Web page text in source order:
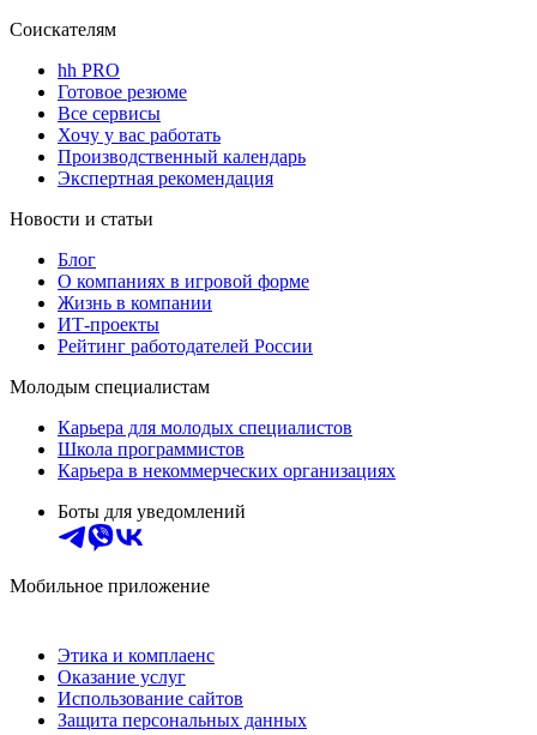
Соискателям
hh PRO
Готовое резюме
Все сервисы
Хочу у вас работать
Производственный календарь
Экспертная рекомендация
Новости и статьи
Блог
О компаниях в игровой форме
Жизнь в компании
ИТ-проекты
Рейтинг работодателей России
Молодым специалистам
Карьера для молодых специалистов
Школа программистов
Карьера в некоммерческих организациях
Боты для уведомлений
Мобильное приложение
Этика и комплаенс
Оказание услуг
Использование сайтов
Защита персональных данных